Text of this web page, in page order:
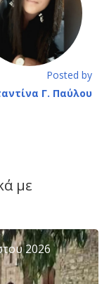
Posted by
Γ. Παύλου
με
2026